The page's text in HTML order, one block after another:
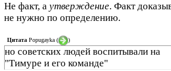
Не факт, а утверждение. Факт
не нужно по определению.
Цитата Popugayka ( )
но советских людей воспитывали на
"Тимуре и его команде"